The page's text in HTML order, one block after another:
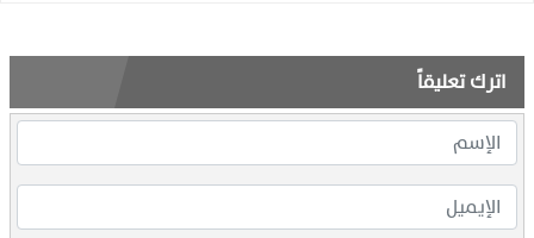
اترك تعليقاً